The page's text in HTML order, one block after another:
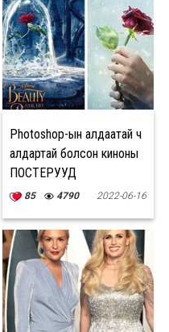
Photoshop-ын алдаатай ч
алдартай болсон киноны
ПОСТЕРУУД
85 4790 2022-06-16